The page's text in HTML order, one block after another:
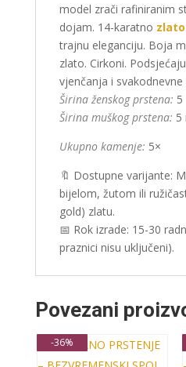
model zrači rafiniranim
dojam. 14-karatno zlato
trajnu eleganciju. Boja
zlato. Cirkoni.
vjenčanja i
Širina ženskog prstena:
Širina muškog prstena: 5
Ukupno kamenje: 5×
🔖 Dostupne varijante:
bijelom, žutom ili
gold) zlatu.
📅 Rok izrade: 15-30
praznici nisu uključeni).
Povezani
-36%